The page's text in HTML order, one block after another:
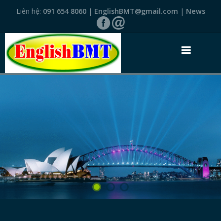
Liên hệ: 091 654 8060| EnglishBMT@gmail.com | News
GIỚI THIỆU
VĂN BẰNG